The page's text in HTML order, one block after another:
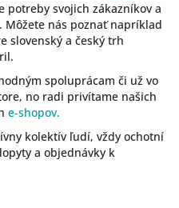
potreby svojich zákazníkov a
nás poznať napríklad
slovenský a český trh
spoluprácam či už vo
no radi privítame našich
e-shopov.
kolektív ľudí, vždy ochotní
a objednávky k